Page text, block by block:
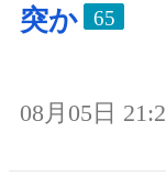
突か
65
08月05日